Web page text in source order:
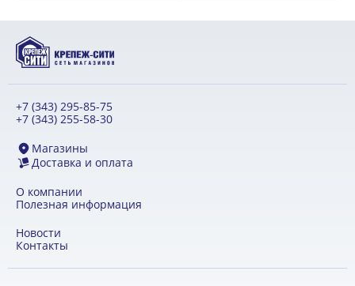
+7 (343) 295-85-75
+7 (343) 255-58-30
Магазины
Доставка и оплата
О компании
Полезная информация
Новости
Контакты